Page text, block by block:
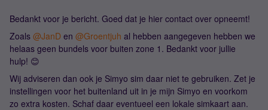
Bedankt voor je bericht. Goed dat je hier contact over opneemt!
Zoals @JanD en @Groentjuh al hebben aangegeven hebben we
helaas geen bundels voor buiten zone 1. Bedankt voor jullie
hulp! 😊
Wij adviseren dan ook je Simyo sim daar niet te gebruiken. Zet je
instellingen voor het buitenland uit in je mijn Simyo en voorkom
zo extra kosten. Schaf daar eventueel een lokale simkaart aan.